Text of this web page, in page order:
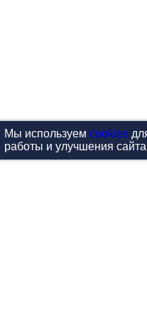
Мы используем cookies
работы и улучшения сайта